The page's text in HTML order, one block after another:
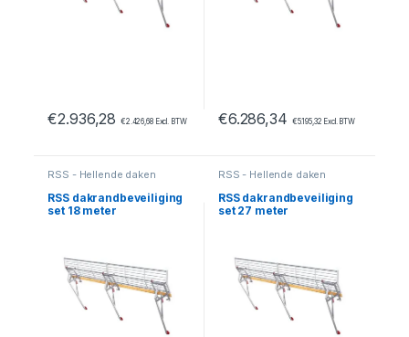
€2.936,28 €2.426,68Excl. BTW €6.286,34 €5.195,32 Excl. BTW
RSS - Hellende daken
RSS dakrandbeveiliging
set 18 meter
RSS - Hellende daken
RSS dakrandbeveiliging
set 27 meter